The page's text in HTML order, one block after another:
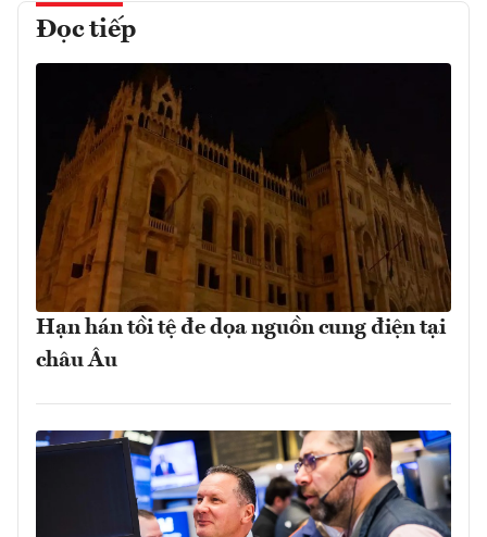
Đọc tiếp
Hạn hán tồi tệ đe dọa nguồn cung điện tại
châu Âu